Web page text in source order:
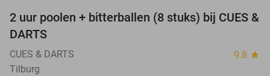
50%
2 uur poolen + bitterballen (8 stuks) bij CUES &
DARTS
CUES & DARTS 9.8 star
Tilburg